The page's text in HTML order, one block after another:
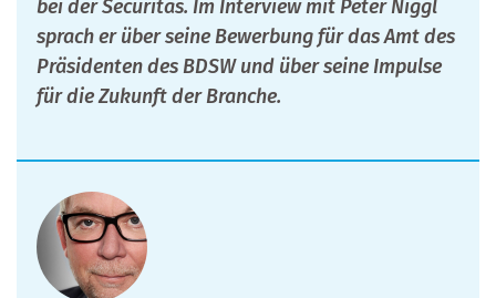
bei der Securitas. Im Interview mit Peter Niggl
sprach er über seine Bewerbung für das Amt des
Präsidenten des BDSW und über seine Impulse
für die Zukunft der Branche.